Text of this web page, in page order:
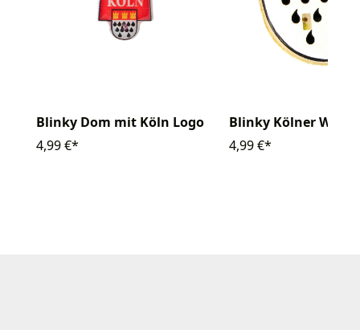
Blinky Dom mit Köln Logo
4,99 €*
Blinky Kölner
4,99 €*